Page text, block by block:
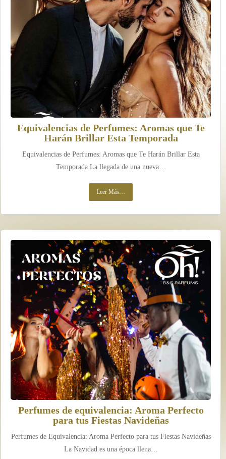
Equivalencias de Perfumes: Aromas que Te
Harán Brillar Esta Temporada
Equivalencias de Perfumes: Aromas que Te Harán Brillar Esta
Temporada La llegada de una nueva…
Leer Más…
Perfumes de equivalencia: Aroma Perfecto
para tus Fiestas Navideñas
Perfumes de Equivalencia: Aroma Perfecto para tus Fiestas Navideñas
La Navidad es una época llena…